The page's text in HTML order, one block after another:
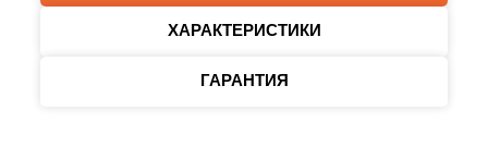
ХАРАКТЕРИСТИКИ
ГАРАНТИЯ